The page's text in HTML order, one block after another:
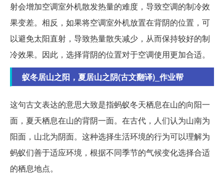
射会增加空调室外机散发热量的难度，导致空调的制冷效
果变差。相反，如果将空调室外机放置在背阴的位置，可
以避免太阳直射，导致热量散失减少，从而保持较好的制
冷效果。因此，选择背阴的位置对于空调使用更加合适。
蚁冬居山之阳，夏居山之阴(古文翻译)_作业帮
这句古文表达的意思大致是指蚂蚁冬天栖息在山的向阳一
面，夏天栖息在山的背阴一面。在古代，人们认为山南为
阳面，山北为阴面。这种选择生活环境的行为可以理解为
蚂蚁们善于适应环境，根据不同季节的气候变化选择合适
的栖息地点。